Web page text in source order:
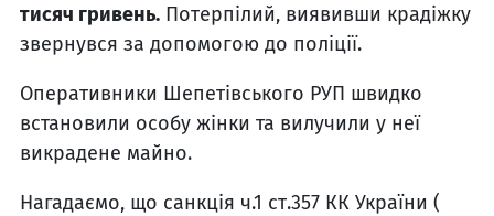
тисяч гривень. Потерпілий, виявивши крадіжку
звернувся за допомогою до поліції.
Оперативники Шепетівського РУП швидко
встановили особу жінки та вилучили у неї
викрадене майно.
Нагадаємо, що санкція ч.1 ст.357 КК України (